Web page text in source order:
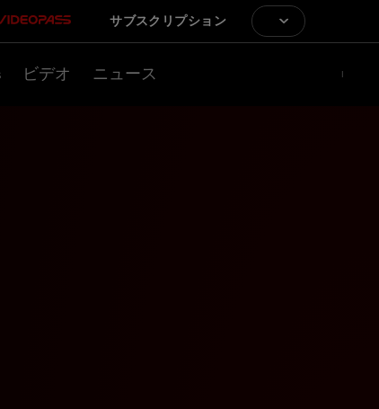
サブスクリプション
ビデオ ニュース